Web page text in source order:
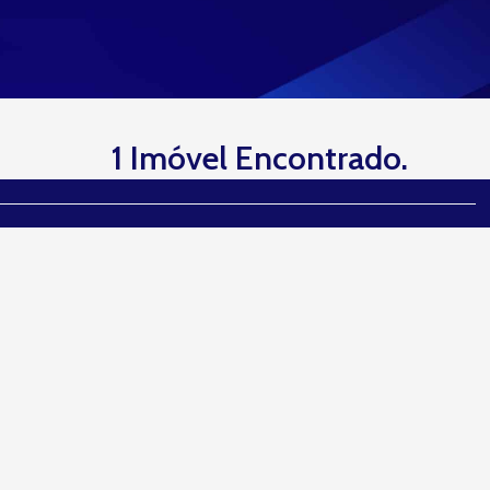
1 Imóvel Encontrado.